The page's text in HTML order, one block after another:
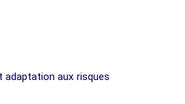
adaptation aux risques